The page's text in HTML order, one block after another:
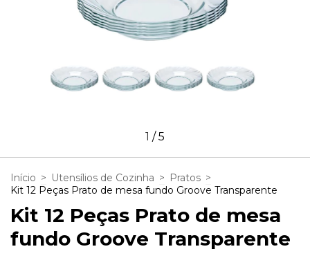
1 /5
Início > Utensílios de Cozinha > Pratos >
Kit 12 Peças Prato de mesa fundo Groove Transparente
Kit 12 Peças Prato de mesa
fundo Groove Transparente